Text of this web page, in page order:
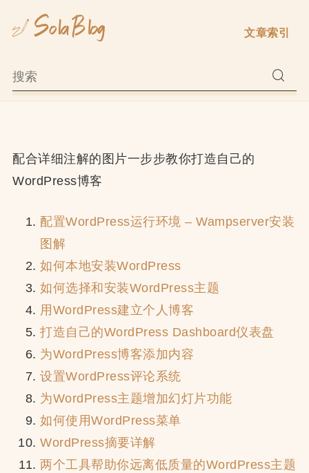
文章索引
配合详细注解的图片一步步教你打造自己的
WordPress博客
配置WordPress运行环境 – Wampserver安装
图解
如何本地安装WordPress
如何选择和安装WordPress主题
用WordPress建立个人博客
打造自己的WordPress Dashboard仪表盘
为WordPress博客添加内容
设置WordPress评论系统
为WordPress主题增加幻灯片功能
如何使用WordPress菜单
WordPress摘要详解
两个工具帮助你远离低质量的WordPress主题